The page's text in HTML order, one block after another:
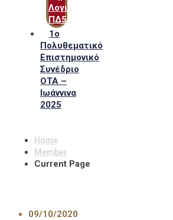
Λογιστικό
ΠΔ54
1ο
Πολυθεματικό
Επιστημονικό
Συνέδριο
ΟΤΑ –
Ιωάννινα
2025
Home
Member
Current Page
09/10/2020